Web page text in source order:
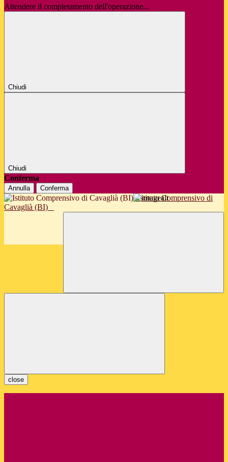
Attendere il completamento dell'operazione...
Chiudi
Chiudi
Conferma
Annulla Conferma
Istituto Comprensivo di
Cavaglià (BI)
close